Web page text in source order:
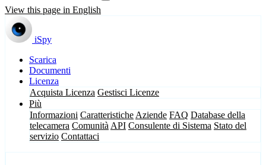
View this page in English
iSpy
Scarica
Documenti
Licenza
Acquista Licenza Gestisci Licenze
Più
Informazioni Caratteristiche Aziende FAQ Database della
telecamera Comunità API Consulente di Sistema Stato del
servizio Contattaci